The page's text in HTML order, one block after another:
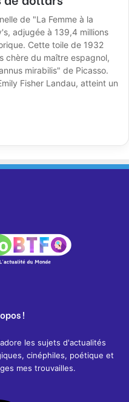
de "La Femme à la
adjugée à 139,4 millions
Cette toile de 1932
chère du maître espagnol,
mirabilis" de Picasso.
Fisher Landau, atteint un
!
les sujets d'actualités
cinéphiles, poétique et
mes trouvailles.